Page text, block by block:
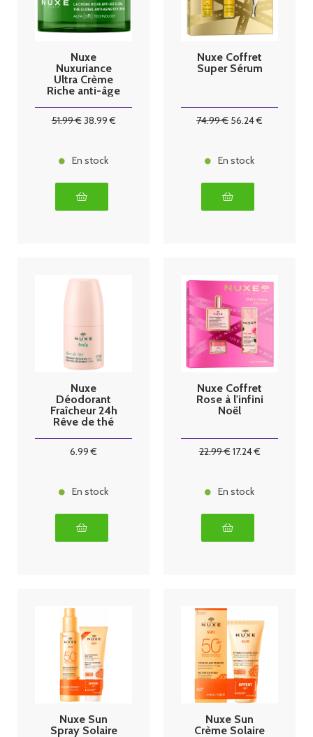
Nuxe
Nuxuriance
Ultra Crème
Riche anti-âge
51.99€38.99€
En stock
Nuxe Coffret
Super Sérum
74.99€ 56.24€
En stock
Nuxe
Déodorant
Fraîcheur 24h
Rêve de thé
6.99 €
En stock
Nuxe Coffret
Rose à l'infini
Noël
22.99€17.24€
En stock
Nuxe Sun
Spray Solaire
Nuxe Sun
Crème Solaire